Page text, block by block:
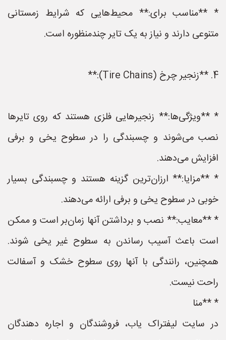
* **مناسب برای:** محیط‌هایی که شرایط زمستانی
متنوعی دارند و نیاز به یک تایر چندمنظوره است.
4. **زنجیر چرخ (Tire Chains):**
* **ویژگی‌ها:** زنجیرهایی فلزی هستند که روی تایرها
نصب می‌شوند و چسبندگی را در سطوح یخی و برفی
افزایش می‌دهند.
* **مزایا:** ارزان‌ترین گزینه هستند و چسبندگی بسیار
خوبی در سطوح یخی و برفی ارائه می‌دهند.
* **معایب:** نصب و برداشتن آنها زمان‌بر است و ممکن
است باعث آسیب رساندن به سطوح غیر یخی شوند.
همچنین، رانندگی با آنها روی سطوح خشک و آسفالت
راحت نیست.
* **منا
در سایت لیفتراک یاب، فروشندگان و اجاره دهندگان